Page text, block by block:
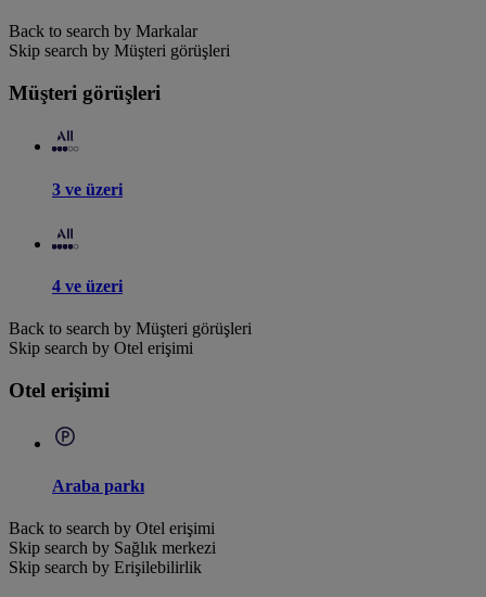
Back to search by Markalar
Skip search by Müşteri görüşleri
Müşteri görüşleri
3 ve üzeri
4 ve üzeri
Back to search by Müşteri görüşleri
Skip search by Otel erişimi
Otel erişimi
Araba parkı
Back to search by Otel erişimi
Skip search by Sağlık merkezi
Skip search by Erişilebilirlik